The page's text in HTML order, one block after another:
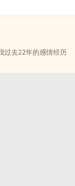
去22年的感情经历